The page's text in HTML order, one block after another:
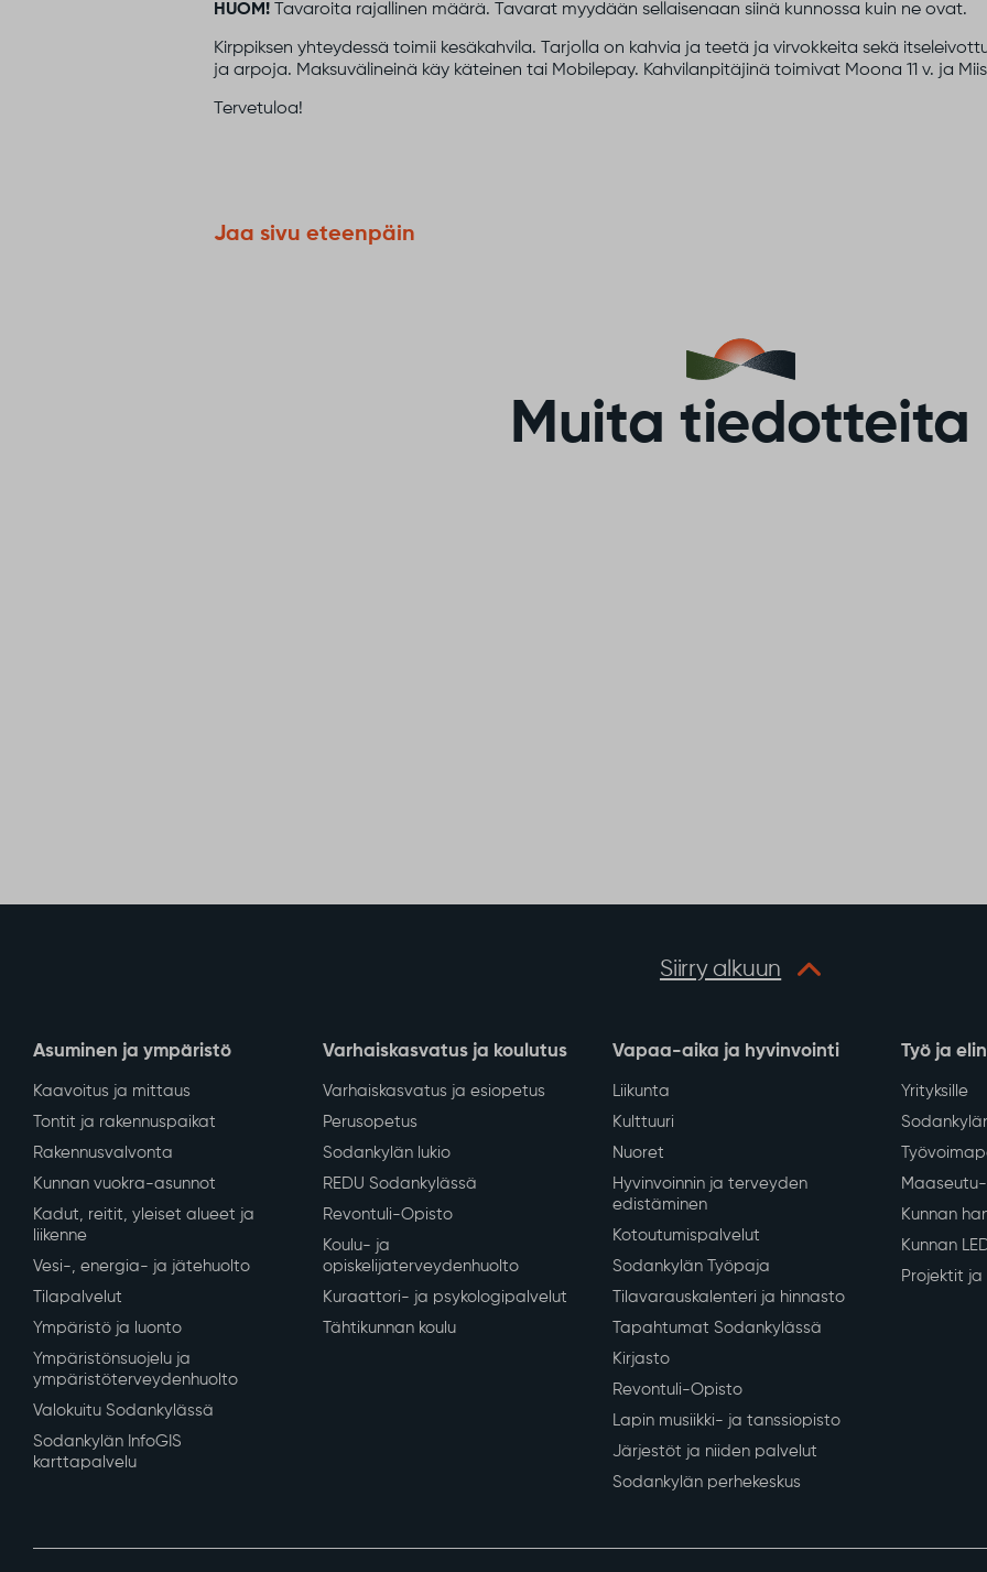
HUOM! Tavaroita rajallinen määrä. Tavarat myydään sellaisenaan siinä kunnossa kuin ne ovat.
Kirppiksen yhteydessä toimii kesäkahvila. Tarjolla on kahvia ja teetä ja virvokkeita sekä
ja arpoja. Maksuvälineinä käy käteinen tai Mobilepay. Kahvilanpitäjinä toimivat Moona 11 v. ja
Tervetuloa!
Jaa sivu eteenpäin
Muita tiedotteita
Siirry alkuun
Asuminen ja ympäristö
Kaavoitus ja mittaus
Tontit ja rakennuspaikat
Rakennusvalvonta
Kunnan vuokra-asunnot
Kadut, reitit, yleiset alueet ja
liikenne
Vesi-, energia- ja jätehuolto
Tilapalvelut
Ympäristö ja luonto
Ympäristönsuojelu ja
ympäristöterveydenhuolto
Valokuitu Sodankylässä
Sodankylän InfoGIS
karttapalvelu
Varhaiskasvatus ja koulutus
Varhaiskasvatus ja esiopetus
Perusopetus
Sodankylän lukio
REDU Sodankylässä
Revontuli-Opisto
Koulu- ja
opiskelijaterveydenhuolto
Kuraattori- ja psykologipalvelut
Tähtikunnan koulu
Vapaa-aika ja hyvinvointi
Liikunta
Kulttuuri
Nuoret
Hyvinvoinnin ja terveyden
edistäminen
Kotoutumispalvelut
Sodankylän Työpaja
Tilavarauskalenteri ja hinnasto
Tapahtumat Sodankylässä
Kirjasto
Revontuli-Opisto
Lapin musiikki- ja tanssiopisto
Järjestöt ja niiden palvelut
Sodankylän perhekeskus
Työ ja
Yrityksille
Kunnan
Kunnan
Projektit ja